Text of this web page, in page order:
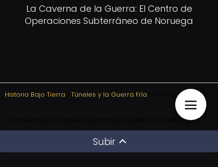
La Caverna de la Guerra: El Centro de
Operaciones Subterráneo de Noruega
Historia Bajo Tierra Túneles y la Guerra Fría Operaciones
Clandestinas: Las Bases Submarinas Soviéticas Ocultas
Subir